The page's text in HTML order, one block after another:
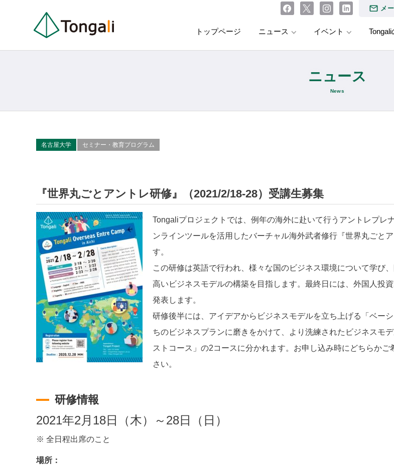
メ
トップページ ニュース イベント
ニュース
News
名古屋大学 セミナー・教育プログラム
『世界丸ごとアントレ研修』（2021/2/18-28）受講生募集
Tongaliプロジェクトでは、例年の海外に赴いて行うアントレプレ
ンラインツールを活用したバーチャル海外武者修行『世界丸ごと
す。
この研修は英語で行われ、様々な国のビジネス環境について学び
高いビジネスモデルの構築を目指します。最終日には、外国人投
発表します。
研修後半には、アイデアからビジネスモデルを立ち上げる「ベー
ちのビジネスプランに磨きをかけて、より洗練されたビジネスモ
ストコース」の2コースに分かれます。お申し込み時にどちらかご
さい。
研修情報
2021年2月18日（木）～28日（日）
※ 全日程出席のこと
場所：